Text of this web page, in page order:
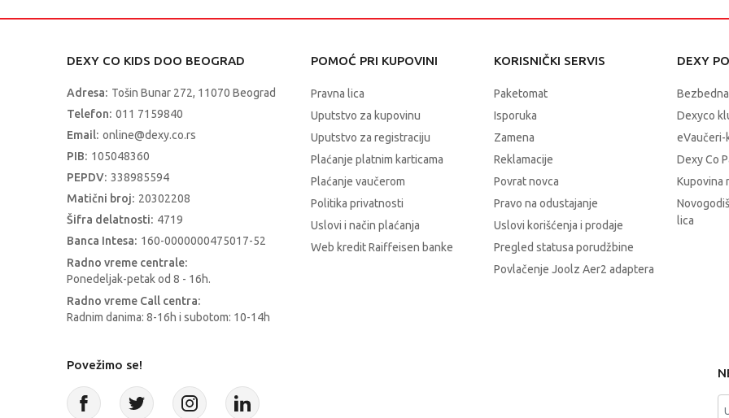
DEXY CO KIDS DOO BEOGRAD
Adresa: Tošin Bunar 272, 11070 Beograd
Telefon: 011 7159840
Email: online@dexy.co.rs
PIB: 105048360
PEPDV: 338985594
Matični broj: 20302208
Šifra delatnosti: 4719
Banca Intesa: 160-0000000475017-52
Radno vreme centrale:
Ponedeljak-petak od 8 - 16h.
Radno vreme Call centra:
Radnim danima: 8-16h i subotom: 10-14h
POMOĆ PRI KUPOVINI
Pravna lica
Uputstvo za kupovinu
Uputstvo za registraciju
Plaćanje platnim karticama
Plaćanje vaučerom
Politika privatnosti
Uslovi i način plaćanja
Web kredit Raiffeisen banke
KORISNIČKI SERVIS
Paketomat
Isporuka
Zamena
Reklamacije
Povrat novca
Pravo na odustajanje
Uslovi korišćenja i prodaje
Pregled statusa porudžbine
Povlačenje Joolz Aer2 adaptera
DEXY
Dexyco
Dexy Co
Kupovina
lica
Povežimo se!